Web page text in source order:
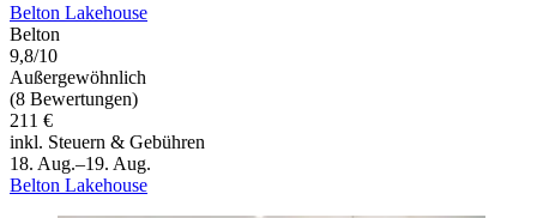
Belton Lakehouse
Belton
9,8/10
Außergewöhnlich
(8 Bewertungen)
211 €
inkl. Steuern & Gebühren
18. Aug.–19. Aug.
Belton Lakehouse